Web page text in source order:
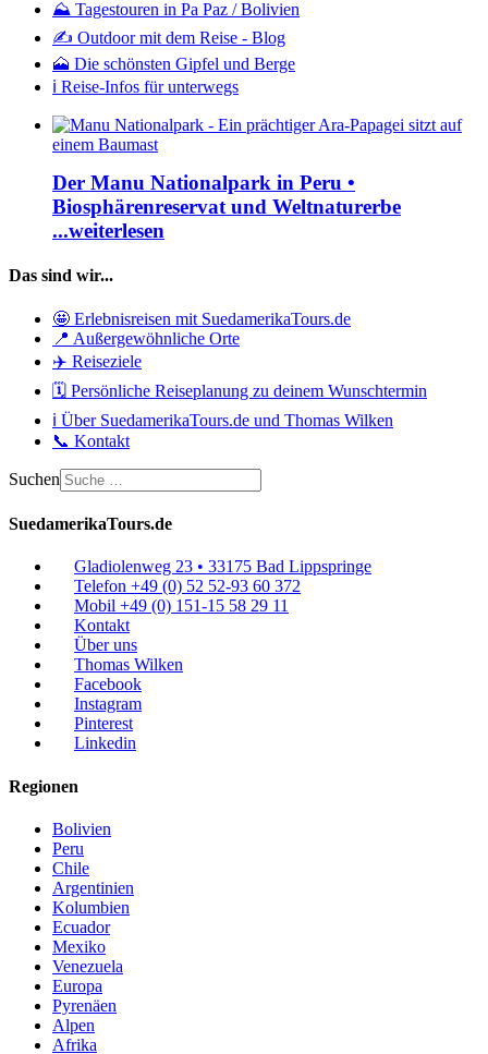
⛰️ Tagestouren in Pa Paz / Bolivien
✍️ Outdoor mit dem Reise - Blog
🗻 Die schönsten Gipfel und Berge
ℹ️ Reise-Infos für unterwegs
Der Manu Nationalpark in Peru •
Biosphärenreservat und Weltnaturerbe
...weiterlesen
Das sind wir...
🤩 Erlebnisreisen mit SuedamerikaTours.de
📍 Außergewöhnliche Orte
✈️ Reiseziele
🗓️ Persönliche Reiseplanung zu deinem Wunschtermin
ℹ️ Über SuedamerikaTours.de und Thomas Wilken
📞 Kontakt
Suchen
SuedamerikaTours.de
Gladiolenweg 23 • 33175 Bad Lippspringe
Telefon +49 (0) 52 52-93 60 372
Mobil +49 (0) 151-15 58 29 11
Kontakt
Über uns
Thomas Wilken
Facebook
Instagram
Pinterest
Linkedin
Regionen
Bolivien
Peru
Chile
Argentinien
Kolumbien
Ecuador
Mexiko
Venezuela
Europa
Pyrenäen
Alpen
Afrika